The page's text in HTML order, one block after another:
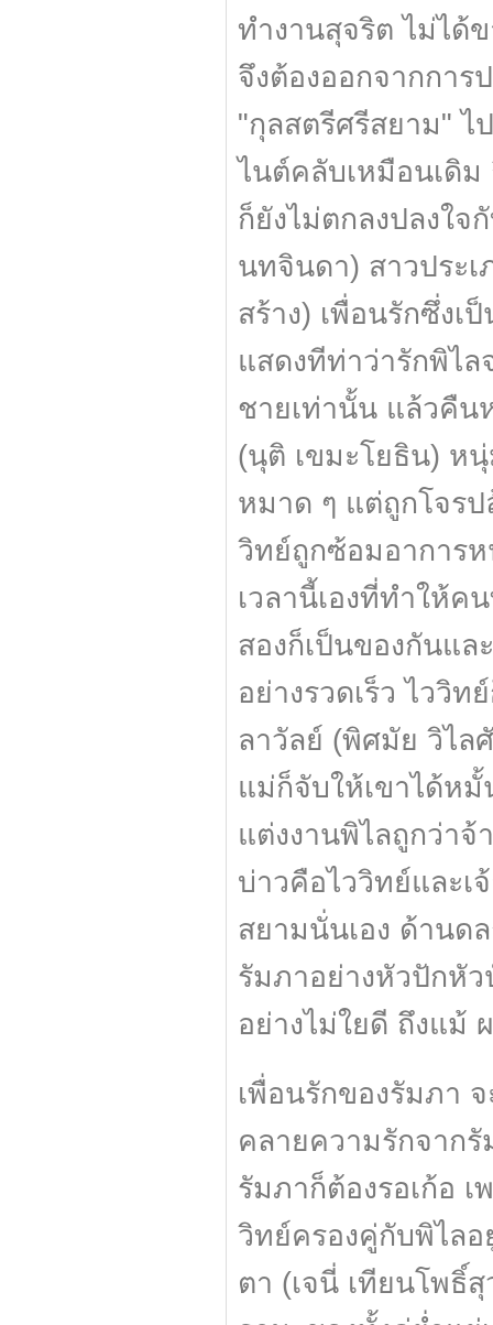
ทำงานสุจริต ไม่ได้
จึงต้องออกจากการ
"กุลสตรีศรีสยาม" ไ
ไนต์คลับเหมือนเดิ
ก็ยังไม่ตกลงปลงใจ
นทจินดา) สาวประ
สร้าง) เพื่อนรักซึ่งเ
แสดงทีท่าว่ารักพิไ
ชายเท่านั้น แล้วคืน
(นุติ เขมะโยธิน) ห
หมาด ๆ แต่ถูกโจรป
วิทย์ถูกซ้อมอาการ
เวลานี้เองที่ทำให้ค
สองก็เป็นของกันแ
อย่างรวดเร็ว ไววิ
ลาวัลย์ (พิศมัย วิไล
แม่ก็จับให้เขาได้ห
แต่งงานพิไลถูกว่าจ้
บ่าวคือไววิทย์และเ
สยามนั่นเอง ด้านดล
รัมภาอย่างหัวปักหั
อย่างไม่ใยดี ถึงแม้
เพื่อนรักของรัมภา
คลายความรักจากรั
รัมภาก็ต้องรอเก้อ
วิทย์ครองคู่กับพิไล
ตา (เจนี่ เทียนโพธิ์